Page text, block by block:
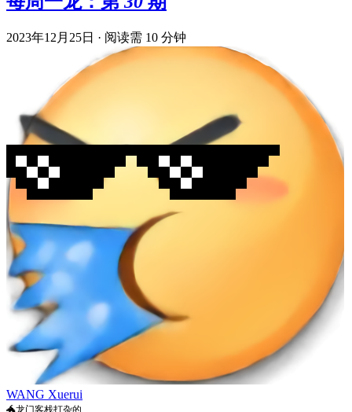
2023年12月25日 · 阅读需 10 分钟
WANG Xuerui